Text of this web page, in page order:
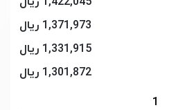
1,371,973 ریال
1,331,915 ریال
1,301,872 ریال